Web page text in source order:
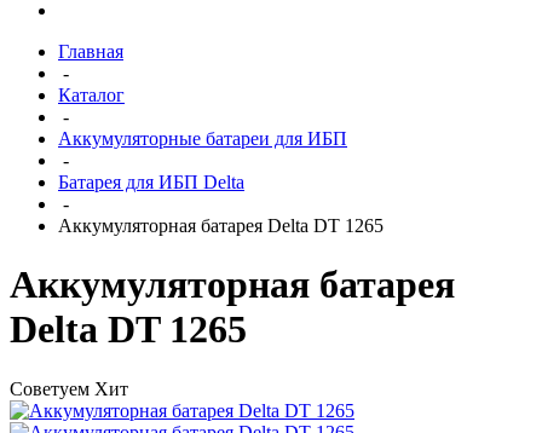
Главная
-
Каталог
-
Аккумуляторные батареи для ИБП
-
Батарея для ИБП Delta
-
Аккумуляторная батарея Delta DT 1265
Аккумуляторная батарея
Delta DT 1265
Советуем Хит